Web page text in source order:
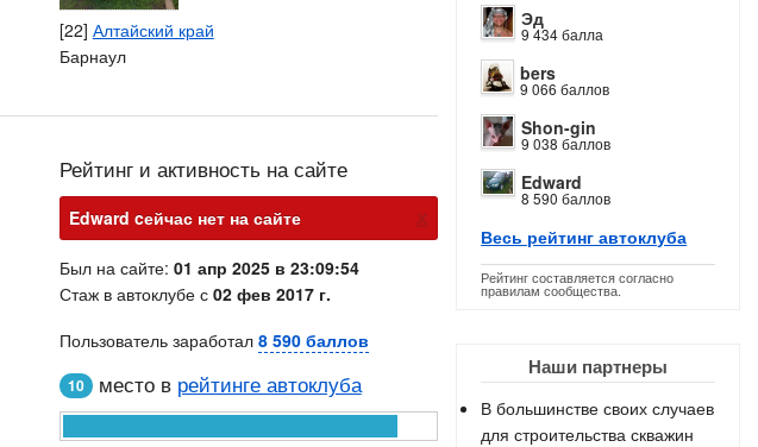
Эд
9 434 балла
bers
9 066 баллов
Shon-gin
9 038 баллов
Edward
8 590 баллов
Весь рейтинг автоклуба
Рейтинг составляется согласно
правилам сообщества.
Наши партнеры
В большинстве своих случаев
для строительства скважин
[22] Алтайский край
Барнаул
Рейтинг и активность на сайте
Edward cейчас нет на сайте х
Был на сайте: 01 апр 2025 в 23:09:54
Стаж в автоклубе с 02 фев 2017 г.
Пользователь заработал 8 590 баллов
10 место в рейтинге автоклуба